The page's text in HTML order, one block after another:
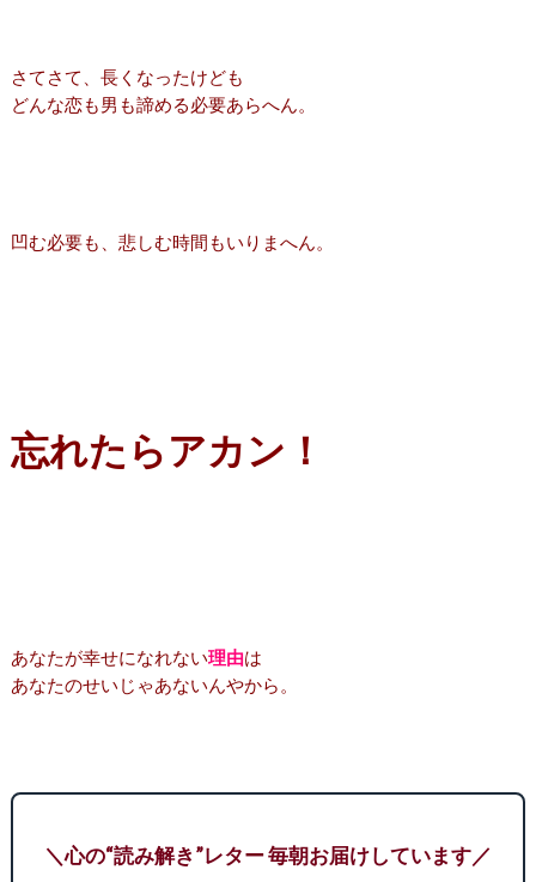
さてさて、長くなったけども
どんな恋も男も諦める必要あらへん。
凹む必要も、悲しむ時間もいりまへん。
忘れたらアカン！
あなたが幸せになれない理由は
あなたのせいじゃあないんやから。
＼心の“読み解き”レター 毎朝お届けしています／